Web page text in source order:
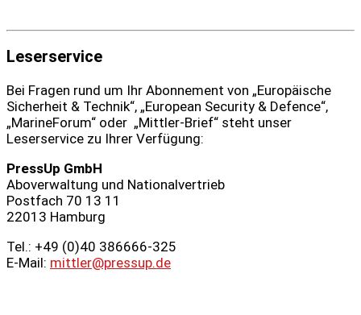
Leserservice
Bei Fragen rund um Ihr Abonnement von „Europäische
Sicherheit & Technik“, „European Security & Defence“,
„MarineForum“ oder „Mittler-Brief“ steht unser
Leserservice zu Ihrer Verfügung:
PressUp GmbH
Aboverwaltung und Nationalvertrieb
Postfach 70 13 11
22013 Hamburg
Tel.: +49 (0)40 386666‑325
E-Mail: mittler@pressup.de